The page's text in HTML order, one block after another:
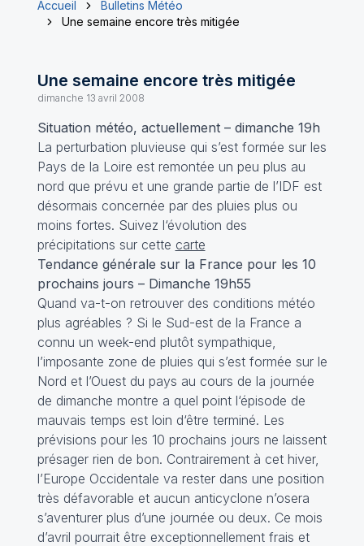
Accueil
Bulletins Météo
Une semaine encore très mitigée
Une semaine encore très mitigée
dimanche 13 avril 2008
Situation météo, actuellement – dimanche 19h
La perturbation pluvieuse qui s’est formée sur les
Pays de la Loire est remontée un peu plus au
nord que prévu et une grande partie de l’IDF est
désormais concernée par des pluies plus ou
moins fortes. Suivez l‘évolution des
précipitations sur cette carte
Tendance générale sur la France pour les 10
prochains jours – Dimanche 19h55
Quand va-t-on retrouver des conditions météo
plus agréables ? Si le Sud-est de la France a
connu un week-end plutôt sympathique,
l’imposante zone de pluies qui s’est formée sur le
Nord et l’Ouest du pays au cours de la journée
de dimanche montre a quel point l‘épisode de
mauvais temps est loin d‘être terminé. Les
prévisions pour les 10 prochains jours ne laissent
présager rien de bon. Contrairement à cet hiver,
l’Europe Occidentale va rester dans une position
très défavorable et aucun anticyclone n’osera
s’aventurer plus d’une journée ou deux. Ce mois
d’avril pourrait être exceptionnellement frais et